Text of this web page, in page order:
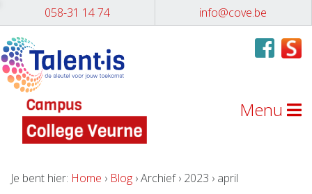
058-31 14 74 info@cove.be
Menu
Je bent hier: Home › Blog › Archief › 2023 › april